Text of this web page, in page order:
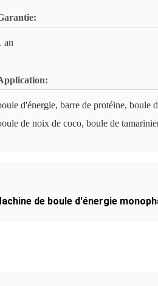
an
d'énergie, barre de protéine, boule
de noix de coco, boule de
de boule d'énergie